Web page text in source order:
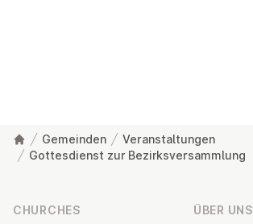
Gemeinden
Veranstaltungen
Gottesdienst zur Bezirksversammlung
CHURCHES ÜBER UNS